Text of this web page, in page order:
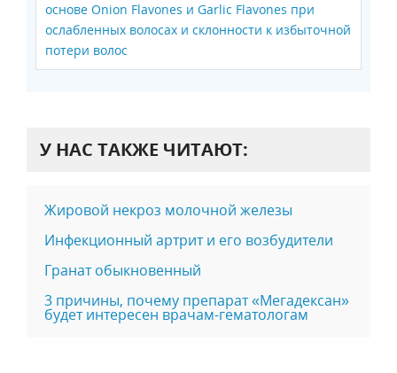
основе Onion Flavones и Garlic Flavones при
ослабленных волосах и склонности к избыточной
потери волос
У НАС ТАКЖЕ ЧИТАЮТ:
Жировой некроз молочной железы
Инфекционный артрит и его возбудители
Гранат обыкновенный
3 причины, почему препарат «Мегадексан»
будет интересен врачам-гематологам